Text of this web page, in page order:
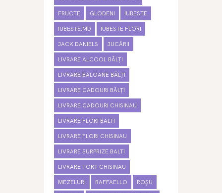
FRUCTE GLODENI IUBESTE
IUBESTE.MD IUBESTE FLORI
JACK DANIELS JUCĂRII
LIVRARE ALCOOL BĂLȚI
LIVRARE BALOANE BĂLȚI
LIVRARE CADOURI BĂLȚI
LIVRARE CADOURI CHISINAU
LIVRARE FLORI BALTI
LIVRARE FLORI CHISINAU
LIVRARE SURPRIZE BALTI
LIVRARE TORT CHISINAU
MEZELURI RAFFAELLO ROȘU